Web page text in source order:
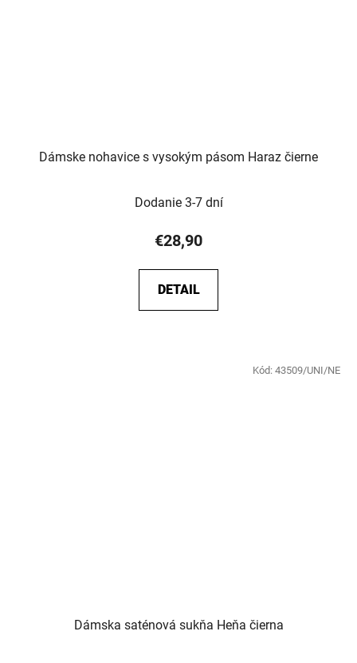
Dámske nohavice s vysokým pásom Haraz čierne
Dodanie 3-7 dní
€28,90
DETAIL
Dámska saténová sukňa Heňa čierna
Kód: 43509/UNI/NE